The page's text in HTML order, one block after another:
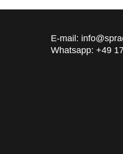
E-mail:
Whatsapp: +49